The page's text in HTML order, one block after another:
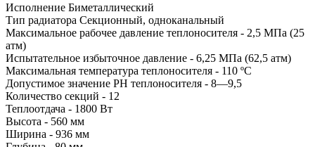
Исполнение Биметаллический
Тип радиатора Секционный, одноканальный
Максимальное рабочее давление теплоносителя - 2,5 МПа (25
атм)
Испытательное избыточное давление - 6,25 МПа (62,5 атм)
Максимальная температура теплоносителя - 110 ºC
Допустимое значение PH теплоносителя - 8—9,5
Количество секций - 12
Теплоотдача - 1800 Вт
Высота - 560 мм
Ширина - 936 мм